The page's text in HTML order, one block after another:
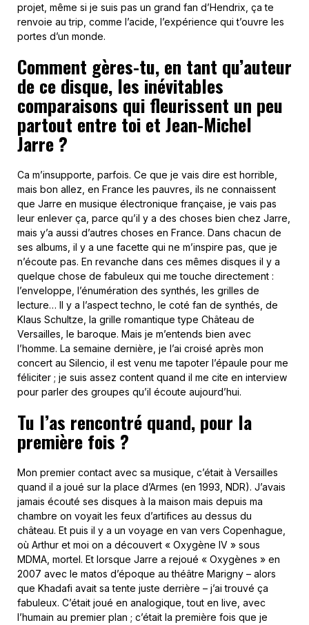
projet, même si je suis pas un grand fan d’Hendrix, ça te
renvoie au trip, comme l’acide, l’expérience qui t’ouvre les
portes d’un monde.
Comment gères-tu, en tant qu’auteur
de ce disque, les inévitables
comparaisons qui fleurissent un peu
partout entre toi et Jean-Michel
Jarre ?
Ca m’insupporte, parfois. Ce que je vais dire est horrible,
mais bon allez, en France les pauvres, ils ne connaissent
que Jarre en musique électronique française, je vais pas
leur enlever ça, parce qu’il y a des choses bien chez Jarre,
mais y’a aussi d’autres choses en France. Dans chacun de
ses albums, il y a une facette qui ne m’inspire pas, que je
n’écoute pas. En revanche dans ces mêmes disques il y a
quelque chose de fabuleux qui me touche directement :
l’enveloppe, l’énumération des synthés, les grilles de
lecture… Il y a l’aspect techno, le coté fan de synthés, de
Klaus Schultze, la grille romantique type Château de
Versailles, le baroque. Mais je m’entends bien avec
l’homme. La semaine dernière, je l’ai croisé après mon
concert au Silencio, il est venu me tapoter l’épaule pour me
féliciter ; je suis assez content quand il me cite en interview
pour parler des groupes qu’il écoute aujourd’hui.
Tu l’as rencontré quand, pour la
première fois ?
Mon premier contact avec sa musique, c’était à Versailles
quand il a joué sur la place d’Armes (en 1993, NDR). J’avais
jamais écouté ses disques à la maison mais depuis ma
chambre on voyait les feux d’artifices au dessus du
château. Et puis il y a un voyage en van vers Copenhague,
où Arthur et moi on a découvert « Oxygène IV » sous
MDMA, mortel. Et lorsque Jarre a rejoué « Oxygènes » en
2007 avec le matos d’époque au théâtre Marigny – alors
que Khadafi avait sa tente juste derrière – j’ai trouvé ça
fabuleux. C’était joué en analogique, tout en live, avec
l’humain au premier plan ; c’était la première fois que je